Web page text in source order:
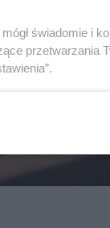
świadomie i
przetwarzania